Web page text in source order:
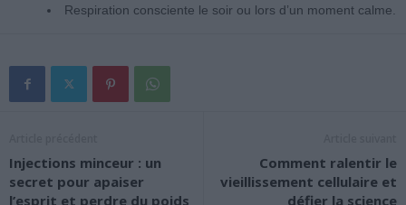
Respiration consciente le soir ou lors d’un moment calme.
Injections minceur : un
secret pour apaiser
l’esprit et perdre du poids
Comment ralentir le
vieillissement cellulaire et
défier la science